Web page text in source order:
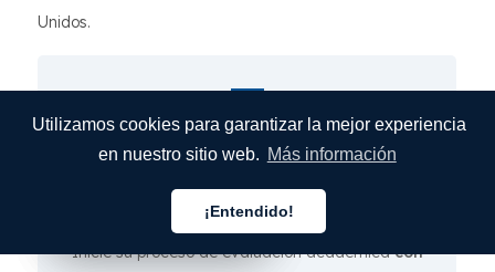
Utilizamos cookies para garantizar la mejor experiencia
en nuestro sitio web. Más información
¡Entendido!
Unidos.
¿Necesita
servicios de evaluación
académica?
Inicie su proceso de evaluación académicacon
Español
Español
Español